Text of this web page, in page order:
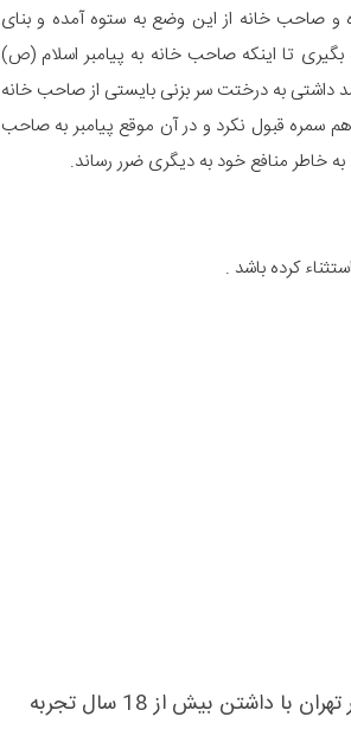
صاحب خانه از این وضع به ستوه آمده و بنای
تا اینکه صاحب خانه به پیامبر اسلام (ص)
داشتی به درختت سر بزنی بایستی از صاحب خانه
سمره قبول نکرد و در آن موقع پیامبر به صاحب
کرده باشد .
با داشتن بیش از 18 سال تجربه